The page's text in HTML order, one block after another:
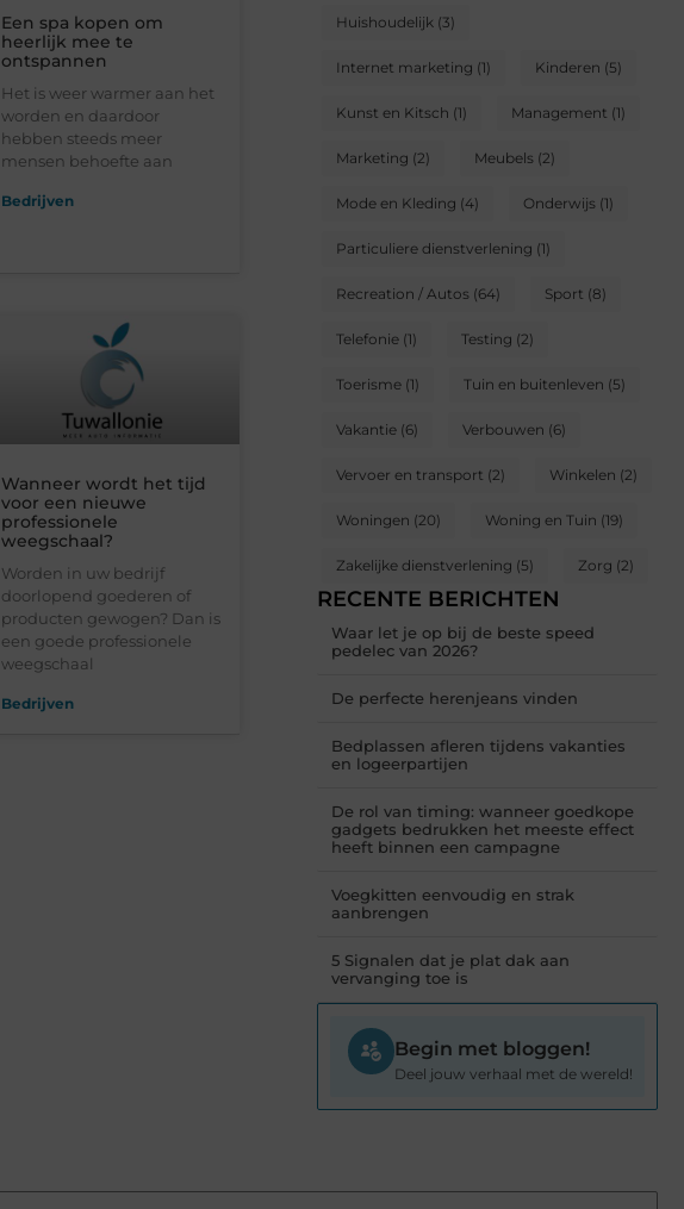
Een spa kopen om
heerlijk mee te
ontspannen
Het is weer warmer aan het
worden en daardoor
hebben steeds meer
mensen behoefte aan
Bedrijven
Wanneer wordt het tijd
voor een nieuwe
professionele
weegschaal?
Worden in uw bedrijf
doorlopend goederen of
producten gewogen? Dan is
een goede professionele
weegschaal
Bedrijven
Huishoudelijk (3)
Internet marketing (1) Kinderen (5)
Kunst en Kitsch (1) Management (1)
Marketing (2) Meubels (2)
Mode en Kleding (4) Onderwijs (1)
Particuliere dienstverlening (1)
Recreation / Autos (64) Sport (8)
Telefonie (1) Testing (2)
Toerisme (1) Tuin en buitenleven (5)
Vakantie (6) Verbouwen (6)
Vervoer en transport (2) Winkelen (2)
Woningen (20) Woning en Tuin (19)
Zakelijke dienstverlening (5) Zorg (2)
RECENTE BERICHTEN
Waar let je op bij de beste speed
pedelec van 2026?
De perfecte herenjeans vinden
Bedplassen afleren tijdens vakanties
en logeerpartijen
De rol van timing: wanneer goedkope
gadgets bedrukken het meeste effect
heeft binnen een campagne
Voegkitten eenvoudig en strak
aanbrengen
5 Signalen dat je plat dak aan
vervanging toe is
Begin met bloggen!
Deel jouw verhaal met de wereld!